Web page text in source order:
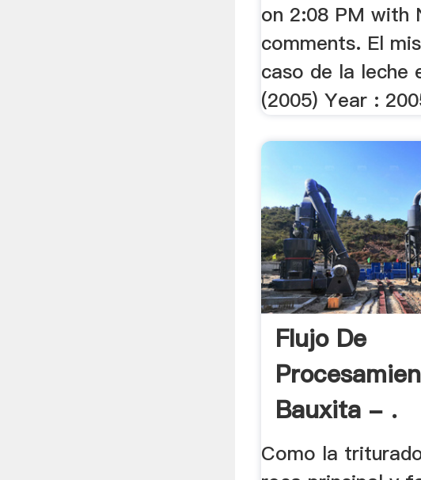
on 2:08 PM with
comments. El
caso de la leche
(2005) Year :
Flujo De
Bauxita - .
Como la